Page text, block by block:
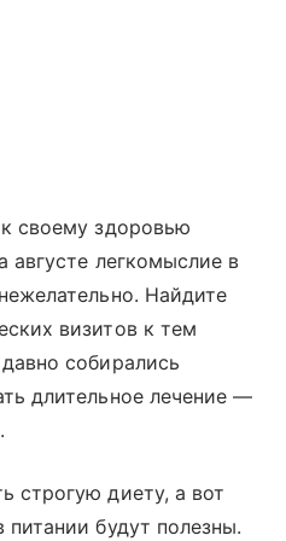
своему здоровью
августе легкомыслие в
Найдите
визитов к тем
собирались
длительное лечение —
строгую диету, а вот
будут полезны.